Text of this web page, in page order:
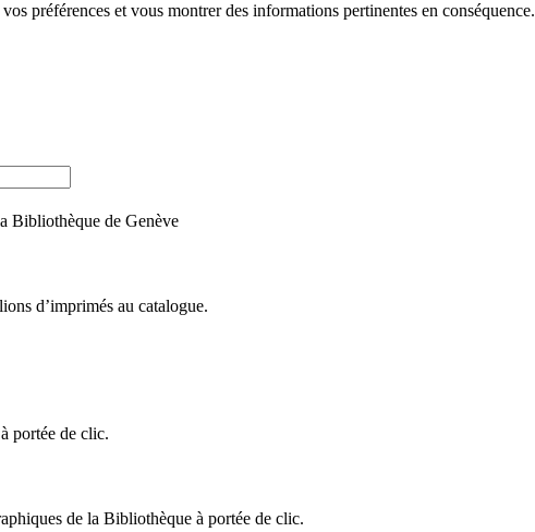
préférences et vous montrer des informations pertinentes en conséquence.
Bibliothèque de Genève
d’imprimés au catalogue.
portée de clic.
de la Bibliothèque à portée de clic.